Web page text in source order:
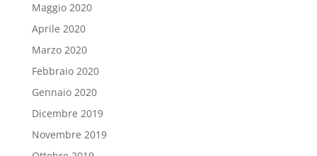
Maggio 2020
Aprile 2020
Marzo 2020
Febbraio 2020
Gennaio 2020
Dicembre 2019
Novembre 2019